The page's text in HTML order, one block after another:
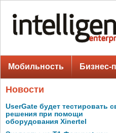
Мобильность Бизнес-
Новости
UserGate будет тестировать
решения при помощи
оборудования Xinertel